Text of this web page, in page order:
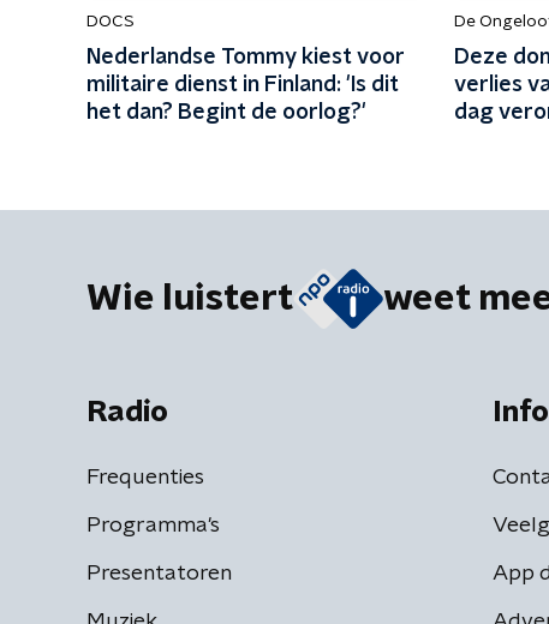
DOCS
Nederlandse Tommy kiest voor
militaire dienst in Finland: 'Is dit
het dan? Begint de oorlog?'
De
Deze
verlies
dag
Wie luistert weet
Radio
Frequenties
Programma's
Presentatoren
Info
App